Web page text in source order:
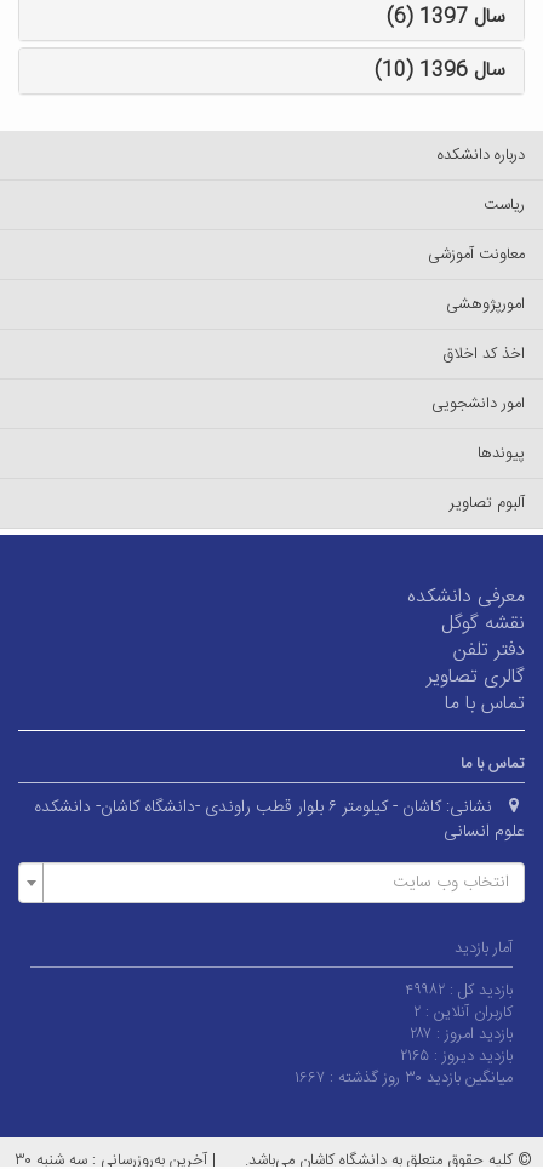
سال 1397 (6)
سال 1396 (10)
درباره دانشکده
ریاست
معاونت آموزشی
امورپژوهشی
اخذ کد اخلاق
امور دانشجویی
پیوندها
آلبوم تصاویر
معرفی دانشکده
نقشه گوگل
دفتر تلفن
گالری تصاویر
تماس با ما
تماس با ما
نشانی:
کاشان - کیلومتر ۶ بلوار قطب راوندی -دانشگاه کاشان- دانشکده
علوم انسانی
انتخاب وب سایت
آمار بازدید
بازدید کل : ۴۹۹۸۲
کاربران آنلاین : ۲
بازدید امروز : ۲۸۷
بازدید دیروز : ۲۱۶۵
میانگین بازدید ۳۰ روز گذشته :
۱۶۶۷
© کلیه حقوق متعلق به دانشگاه کاشان می‌باشد. | آخرین به‌روزرسانی : سه شنبه ۳۰